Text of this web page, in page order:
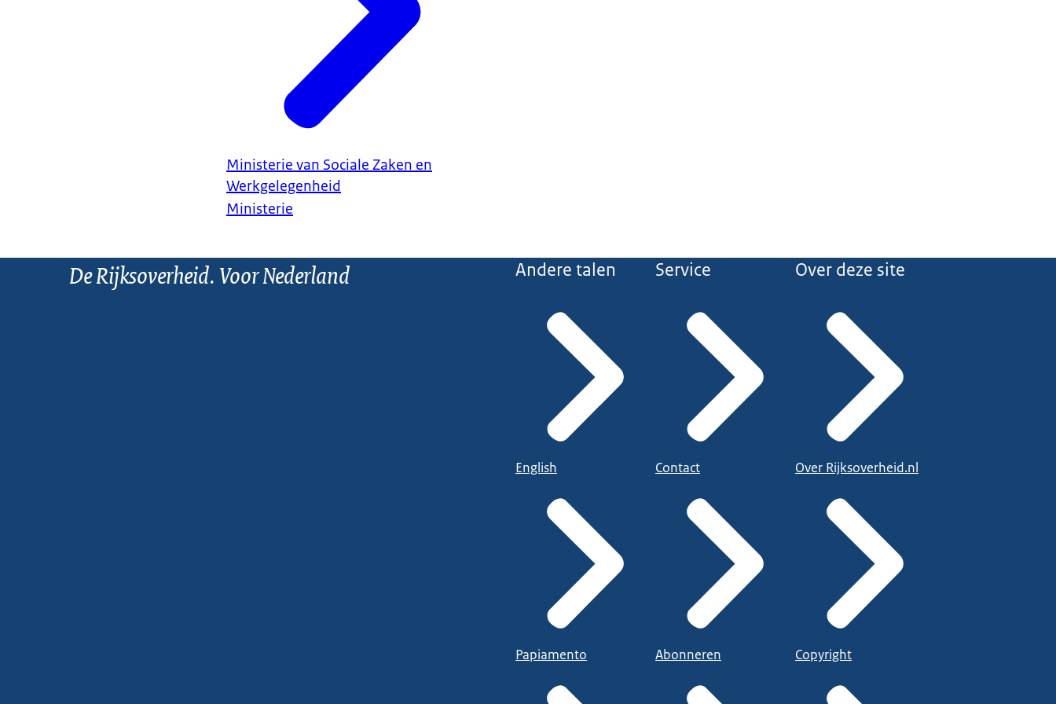
Ministerie van Sociale Zaken en
Werkgelegenheid
Ministerie
De Rijksoverheid. Voor Nederland Andere talen
English
Papiamento
Service
Contact
Abonneren
Over deze site
Over Rijksoverheid.nl
Copyright